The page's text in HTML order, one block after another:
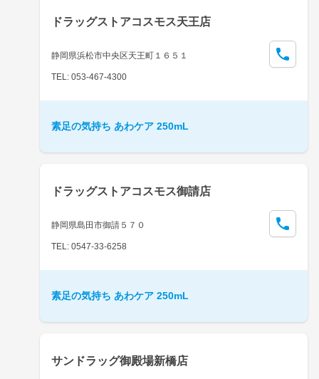
ドラッグストアコスモス天王店
静岡県浜松市中央区天王町１６５１
TEL: 053-467-4300
素足の気持ち あわケア 250mL
ドラッグストアコスモス御請店
静岡県島田市御請５７０
TEL: 0547-33-6258
素足の気持ち あわケア 250mL
サンドラッグ御殿場新橋店